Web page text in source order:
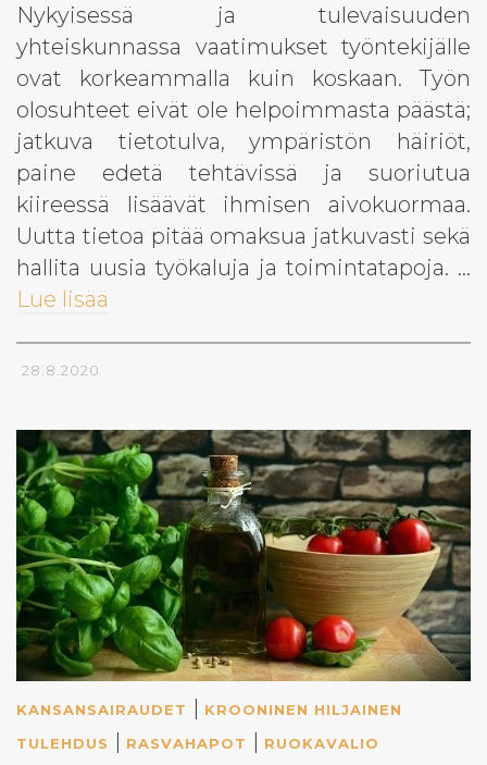
Nykyisessä ja tulevaisuuden
yhteiskunnassa vaatimukset työntekijälle
ovat korkeammalla kuin koskaan. Työn
olosuhteet eivät ole helpoimmasta päästä;
jatkuva tietotulva, ympäristön häiriöt,
paine edetä tehtävissä ja suoriutua
kiireessä lisäävät ihmisen aivokuormaa.
Uutta tietoa pitää omaksua jatkuvasti sekä
hallita uusia työkaluja ja toimintatapoja. …
Lue lisää
28.8.2020
KANSANSAIRAUDET | KROONINEN HILJAINEN
TULEHDUS
| RASVAHAPOT | RUOKAVALIO